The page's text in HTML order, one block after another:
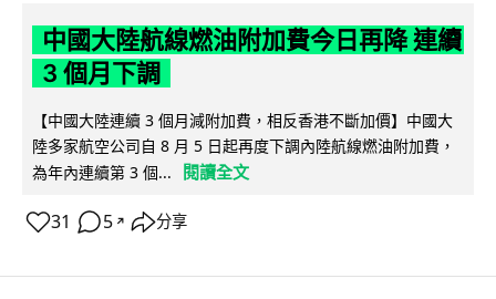
中國大陸航線燃油附加費今日再降 連續
3 個月下調
【中國大陸連續 3 個月減附加費，相反香港不斷加價】中國大
陸多家航空公司自 8 月 5 日起再度下調內陸航線燃油附加費，
為年內連續第 3 個...
閱讀全文
31 5 ↗ 分享